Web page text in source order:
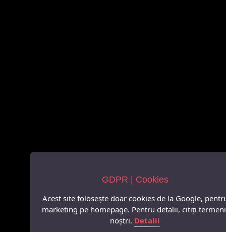
GDPR | Cookies
Acest site folosește doar cookies de la Google,
marketing pe homepage. Pentru detalii, citiți
noștri. Detalii